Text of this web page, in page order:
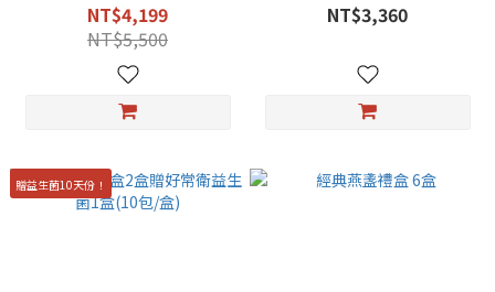
NT$4,199
NT$5,500
NT$3,360
贈益生菌10天份！